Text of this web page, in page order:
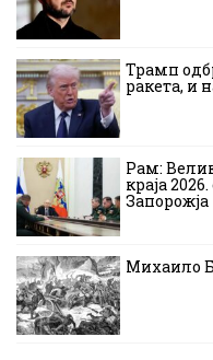
Трамп
ракета, и
Рам:
краја
Запорожја
Михаило